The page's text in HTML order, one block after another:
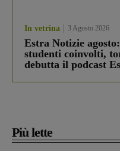
In vetrina 3 Agosto 2026
Estra Notizie
studenti coinvolti,
debutta il podcast
Più lette